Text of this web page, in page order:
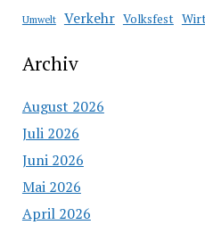
Umwelt Verkehr Volksfest
Archiv
August 2026
Juli 2026
Juni 2026
Mai 2026
April 2026